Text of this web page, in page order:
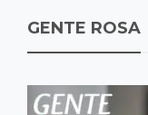
GENTE ROSA